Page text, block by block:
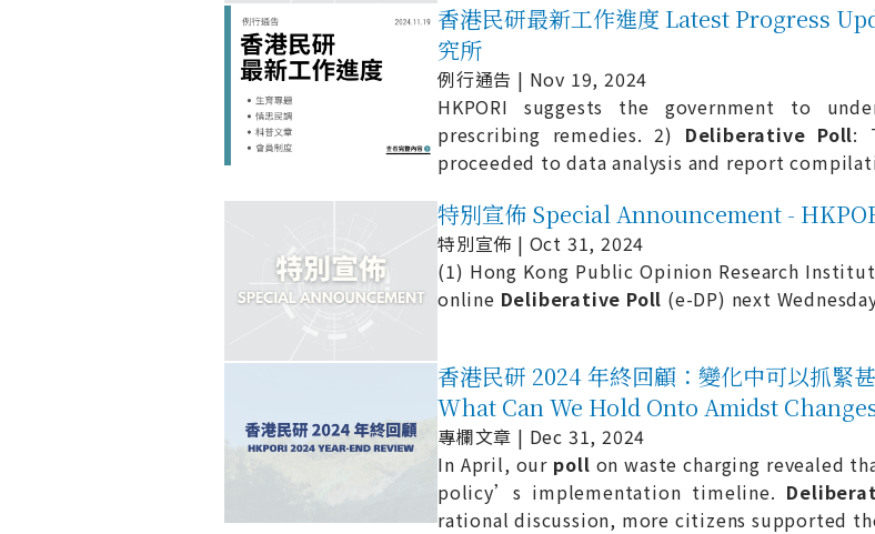
香港民研最新工作進度 Latest Progress
究所
例行通告 | Nov 19, 2024
HKPORI suggests the government to
prescribing remedies. 2) Deliberative Poll:
proceeded to data analysis and report
特別宣佈 Special Announcement -
特別宣佈 | Oct 31, 2024
(1) Hong Kong Public Opinion Research
online Deliberative Poll (e-DP) next
香港民研 2024 年終回顧：變化中可以抓
What Can We Hold Onto Amidst
專欄文章 | Dec 31, 2024
In April, our poll on waste charging revealed
policy’s implementation timeline.
rational discussion, more citizens supported